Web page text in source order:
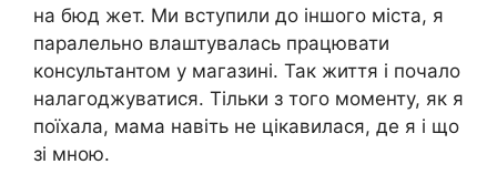
на бюд жет. Ми вступили до іншого міста, я
паралельно влаштувалась працювати
консультантом у магазині. Так життя і почало
налагоджуватися. Тільки з того моменту, як я
поїхала, мама навіть не цікавилася, де я і що
зі мною.